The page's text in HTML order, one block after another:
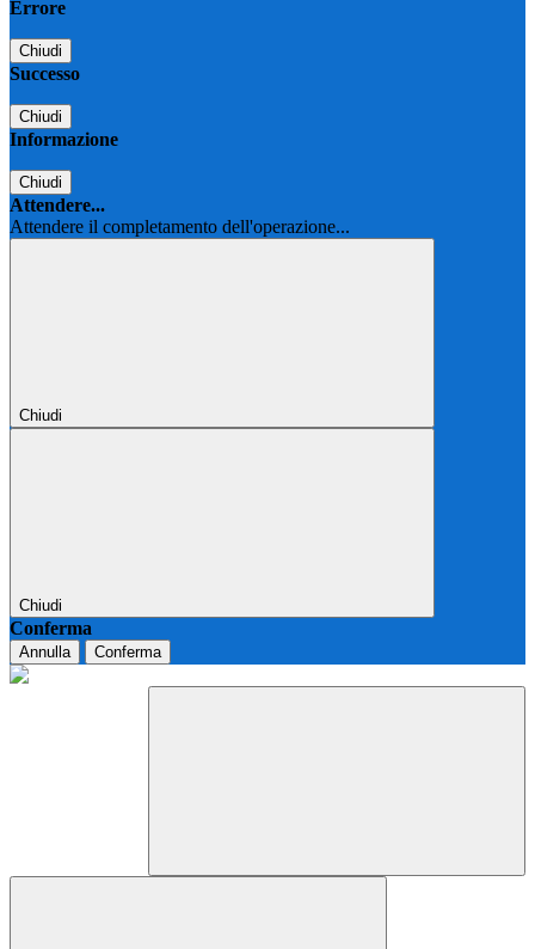
Errore
Chiudi
Successo
Chiudi
Informazione
Chiudi
Attendere...
Attendere il completamento dell'operazione...
Chiudi
Chiudi
Conferma
Annulla Conferma